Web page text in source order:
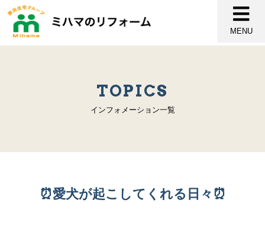
MENU
TOPICS
インフォメーション一覧
⏰愛犬が起こしてくれる日々⏰